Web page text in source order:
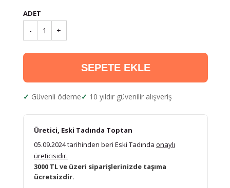
ADET
- 1 +
SEPETE EKLE
Güvenli ödeme 10 yıldır güvenilir alışveriş
Üretici, Eski Tadında Toptan
05.09.2024 tarihinden beri Eski Tadında onaylı
üreticisidir.
3000 TL ve üzeri siparişlerinizde taşıma
ücretsizdir.